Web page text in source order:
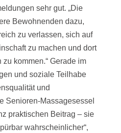
sehr gut. „Die
Bewohnenden dazu,
zu verlassen, sich auf
zu machen und dort
kommen.“ Gerade im
und soziale Teilhabe
und
Senioren-Massagesessel
praktischen Beitrag – sie
wahrscheinlicher“,